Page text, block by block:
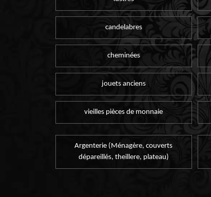
candelabres
cheminées
jouets anciens
vieilles pièces de monnaie
Argenterie (Ménagère, couverts
dépareillés, theillere, plateau)